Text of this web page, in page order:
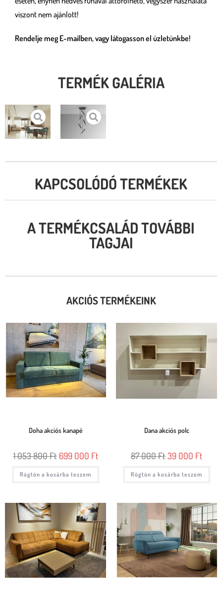
viszont nem ajánlott!
Rendelje meg E-mailben, vagy látogasson el üzletünkbe!
TERMÉK GALÉRIA
KAPCSOLÓDÓ TERMÉKEK
A TERMÉKCSALÁD TOVÁBBI
TAGJAI
AKCIÓS TERMÉKEINK
Doha akciós kanapé
1 053 800Ft 699 000 Ft
Rögtön a kosárba teszem
Dana akciós polc
87 000Ft39 000 Ft
Rögtön a kosárba teszem